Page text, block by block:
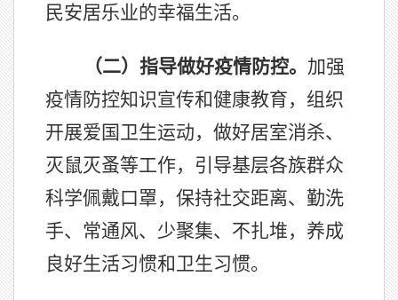
民安居乐业的幸福生活。
（二）指导做好疫情防控。 加强
疫情防控知识宣传和健康教育，组织
开展爱国卫生运动，做好居室消杀、
灭鼠灭蚤等工作，引导基层各族群众
科学佩戴口罩，保持社交距离、勤洗
手、常通风、少聚集、不扎堆，养成
良好生活习惯和卫生习惯。